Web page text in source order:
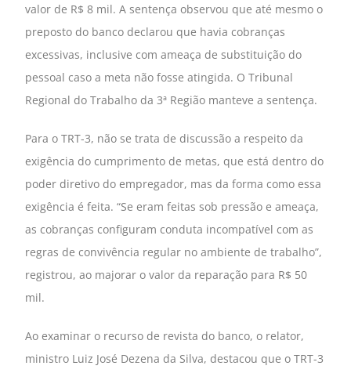
valor de R$ 8 mil. A sentença observou que até mesmo o
preposto do banco declarou que havia cobranças
excessivas, inclusive com ameaça de substituição do
pessoal caso a meta não fosse atingida. O Tribunal
Regional do Trabalho da 3ª Região manteve a sentença.
Para o TRT-3, não se trata de discussão a respeito da
exigência do cumprimento de metas, que está dentro do
poder diretivo do empregador, mas da forma como essa
exigência é feita. “Se eram feitas sob pressão e ameaça,
as cobranças configuram conduta incompatível com as
regras de convivência regular no ambiente de trabalho”,
registrou, ao majorar o valor da reparação para R$ 50
mil.
Ao examinar o recurso de revista do banco, o relator,
ministro Luiz José Dezena da Silva, destacou que o TRT-3